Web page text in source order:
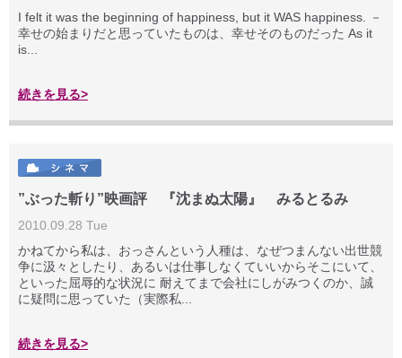
I felt it was the beginning of happiness, but it WAS happiness. －
幸せの始まりだと思っていたものは、幸せそのものだった As it
is...
続きを見る>
”ぶった斬り”映画評 『沈まぬ太陽』 みるとるみ
2010.09.28 Tue
かねてから私は、おっさんという人種は、なぜつまんない出世競
争に汲々としたり、あるいは仕事しなくていいからそこにいて、
といった屈辱的な状況に 耐えてまで会社にしがみつくのか、誠
に疑問に思っていた（実際私...
続きを見る>